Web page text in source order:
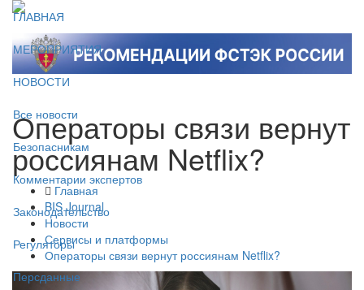
ГЛАВНАЯ
МЕРОПРИЯТИЯ
НОВОСТИ
Все новости
Безопасникам
Комментарии экспертов
Законодательство
Регуляторы
Персданные
Операторы связи вернут
россиянам Netflix?
Главная
BIS Journal
Новости
Сервисы и платформы
Операторы связи вернут россиянам Netflix?